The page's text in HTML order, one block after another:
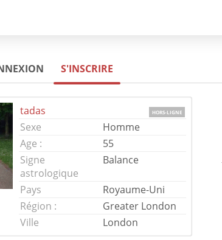
S'INSCRIRE
tadas HORS-LIGNE
Sexe
Homme
Age :
55
Signe
astrologique
Balance
Pays
Royaume-Uni
Région :
Greater London
Ville
London